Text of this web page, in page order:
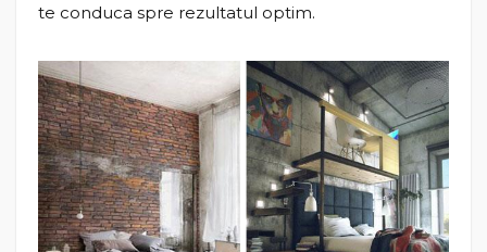
te conduca spre rezultatul optim.